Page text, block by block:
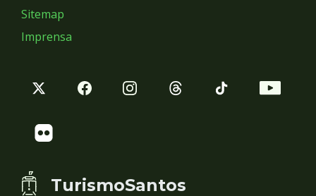
Sitemap
Imprensa
TurismoSantos